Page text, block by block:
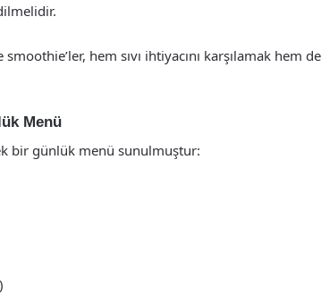
hem sıvı ihtiyacını karşılamak hem
Menü
bir günlük menü sunulmuştur: